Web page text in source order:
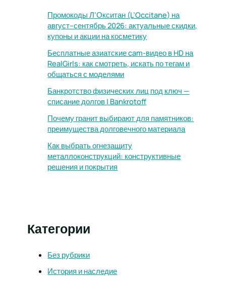
Промокоды Л’Окситан (L’Occitane) на
август–сентябрь 2026: актуальные скидки,
купоны и акции на косметику
Бесплатные азиатские cam-видео в HD на
RealGirls: как смотреть, искать по тегам и
общаться с моделями
Банкротство физических лиц под ключ —
списание долгов | Bankrotoff
Почему гранит выбирают для памятников:
преимущества долговечного материала
Как выбрать огнезащиту
металлоконструкций: конструктивные
решения и покрытия
Категории
Без рубрики
История и наследие